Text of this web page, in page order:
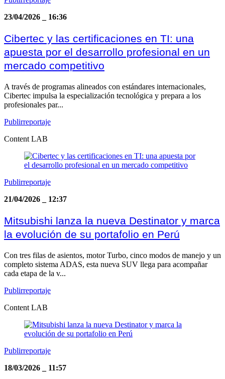
23/04/2026
16:36
Cibertec y las certificaciones en TI: una
apuesta por el desarrollo profesional en un
mercado competitivo
A través de programas alineados con estándares internacionales,
Cibertec impulsa la especialización tecnológica y prepara a los
profesionales par...
Publirreportaje
Content LAB
Publirreportaje
21/04/2026
12:37
Mitsubishi lanza la nueva Destinator y marca
la evolución de su portafolio en Perú
Con tres filas de asientos, motor Turbo, cinco modos de manejo y un
completo sistema ADAS, esta nueva SUV llega para acompañar
cada etapa de la v...
Publirreportaje
Content LAB
Publirreportaje
18/03/2026
11:57